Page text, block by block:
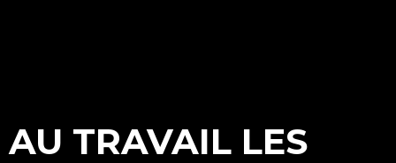
AU TRAVAIL LES